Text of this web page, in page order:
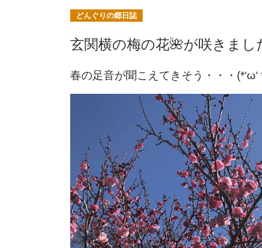
どんぐりの郷日誌
玄関横の梅の花🌺が咲きまし
春の足音が聞こえてきそう・・・(*‘ω‘